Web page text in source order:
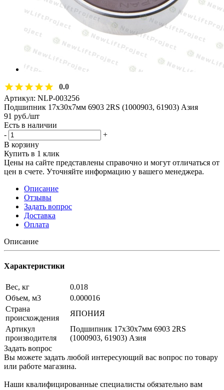
0.0
Артикул: NLP-003256
Подшипник 17х30х7мм 6903 2RS (1000903, 61903) Азия
91 руб./шт
Есть в наличии
-
+
В корзину
Купить в 1 клик
Цены на сайте представлены справочно и могут отличаться от
цен в счете. Уточняйте информацию у вашего менеджера.
Описание
Отзывы
Задать вопрос
Доставка
Оплата
Описание
Характеристики
Вес, кг
0.018
Объем, м3
0.000016
Страна
происхождения
ЯПОНИЯ
Артикул
производителя
Подшипник 17х30х7мм 6903 2RS
(1000903, 61903) Азия
Задать вопрос
Вы можете задать любой интересующий вас вопрос по товару
или работе магазина.
Наши квалифицированные специалисты обязательно вам